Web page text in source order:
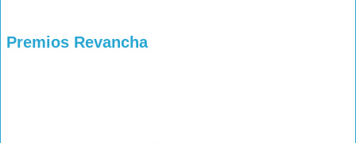
Premios Revancha